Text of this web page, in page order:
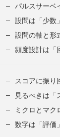
パルスサーベ
設問は「少数
設問の軸と形
頻度設計は「
スコアに振り
見るべきは「
ミクロとマク
数字は「評価